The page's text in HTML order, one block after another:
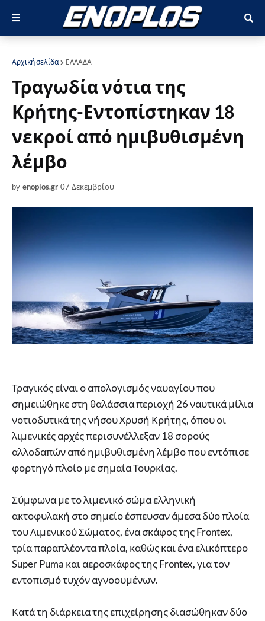
Αρχική σελίδα ΕΛΛΑΔΑ
Τραγωδία νότια της
Κρήτης-Εντοπίστηκαν 18
νεκροί από ημιβυθισμένη
λέμβο
by enoplos.gr 07 Δεκεμβρίου
Τραγικός είναι ο απολογισμός ναυαγίου που
σημειώθηκε στη θαλάσσια περιοχή 26 ναυτικά μίλια
νοτιοδυτικά της νήσου Χρυσή Κρήτης, όπου οι
λιμενικές αρχές περισυνέλλεξαν 18 σορούς
αλλοδαπών από ημιβυθισμένη λέμβο που εντόπισε
φορτηγό πλοίο με σημαία Τουρκίας.
Σύμφωνα με το λιμενικό σώμα ελληνική
ακτοφυλακή στο σημείο έσπευσαν άμεσα δύο πλοία
του Λιμενικού Σώματος, ένα σκάφος της Frontex,
τρία παραπλέοντα πλοία, καθώς και ένα ελικόπτερο
Super Puma και αεροσκάφος της Frontex, για τον
εντοπισμό τυχόν αγνοουμένων.
Κατά τη διάρκεια της επιχείρησης διασώθηκαν δύο